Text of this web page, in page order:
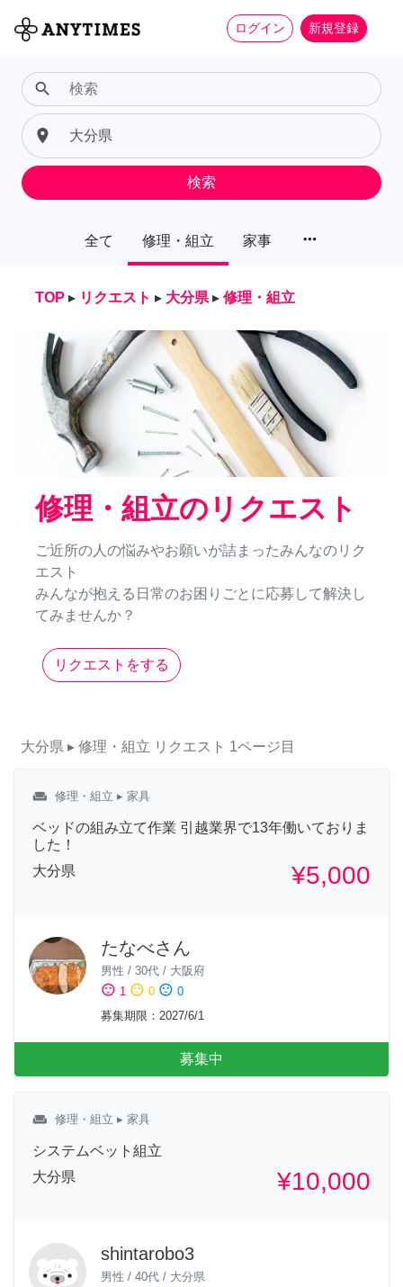
ログイン 新規登録
全て 修理・組立 家事 more_horiz
search
place
検索
TOP ▸ リクエスト ▸ 大分県 ▸ 修理・組立
修理・組立のリクエスト
ご近所の人の悩みやお願いが詰まったみんなのリク
エスト
みんなが抱える日常のお困りごとに応募して解決し
てみませんか？
リクエストをする
大分県 ▸ 修理・組立 リクエスト 1ページ目
weekend 修理・組立 ▸ 家具
ベッドの組み立て作業 引越業界で13年働いておりま
した！
大分県
¥5,000
たなべさん
男性 / 30代 / 大阪府
sentiment_satisfied 1 sentiment_neutral 0 sentiment_dissatisfied 0
募集期限 ： 2027/6/1
募集中
weekend 修理・組立 ▸ 家具
システムベット組立
大分県
¥10,000
shintarobo3
男性 / 40代 / 大分県